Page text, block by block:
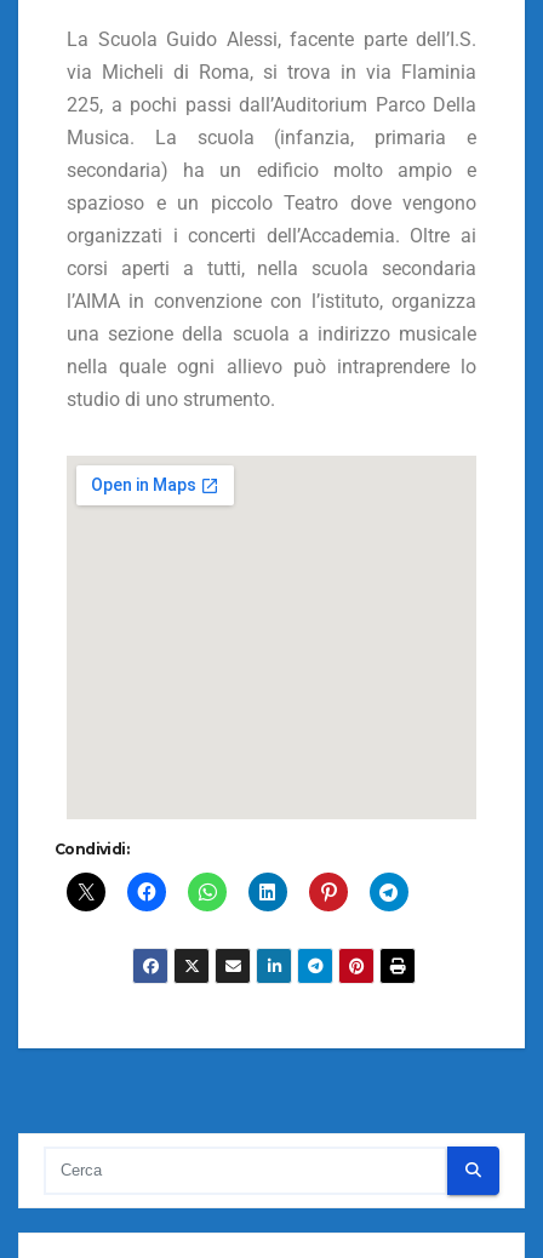
La Scuola Guido Alessi, facente parte dell’I.S.
via Micheli di Roma, si trova in via Flaminia
225, a pochi passi dall’Auditorium Parco Della
Musica. La scuola (infanzia, primaria e
secondaria) ha un edificio molto ampio e
spazioso e un piccolo Teatro dove vengono
organizzati i concerti dell’Accademia. Oltre ai
corsi aperti a tutti, nella scuola secondaria
l’AIMA in convenzione con l’istituto, organizza
una sezione della scuola a indirizzo musicale
nella quale ogni allievo può intraprendere lo
studio di uno strumento.
Condividi: